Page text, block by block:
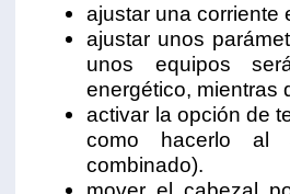
ajustar una corriente
ajustar unos
unos equipos
energético, mientras
activar la opción de
como hacerlo al
combinado).